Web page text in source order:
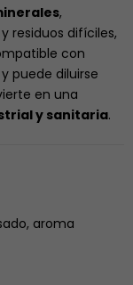
,
residuos difíciles,
con
puede diluirse
en una
y sanitaria.
aroma